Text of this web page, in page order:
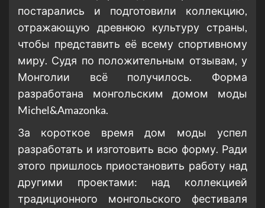
постарались и подготовили коллекцию,
отражающую древнюю культуру страны,
чтобы представить её всему спортивному
миру. Судя по положительным отзывам, у
Монголии всё получилось. Форма
разработана монгольским домом моды
Michel&Amazonka.
За короткое время дом моды успел
разработать и изготовить всю форму. Ради
этого пришлось приостановить работу над
другими проектами: над коллекцией
традиционного монгольского фестиваля